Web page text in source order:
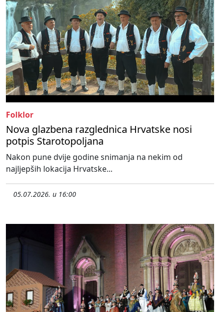
Folklor
Nova glazbena razglednica Hrvatske nosi
potpis Starotopoljana
Nakon pune dvije godine snimanja na nekim od
najljepših lokacija Hrvatske...
05.07.2026. u 16:00